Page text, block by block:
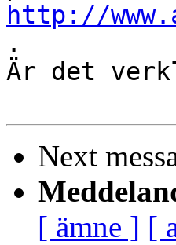
http://
.
Är det
Next
[ ämne ] [